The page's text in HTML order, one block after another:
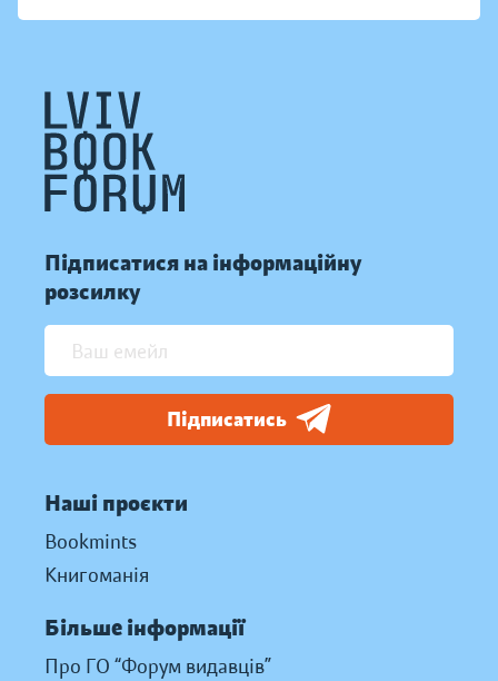
Підписатися на інформаційну
розсилку
Підписатись
Наші проєкти
Bookmints
Книгоманія
Більше інформації
Про ГО “Форум видавців”